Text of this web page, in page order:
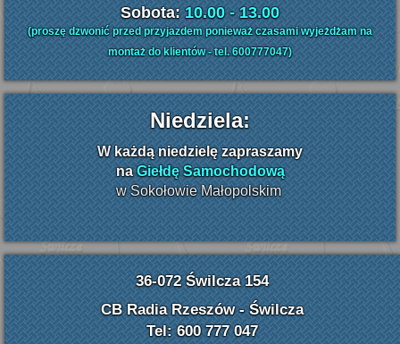
Sobota:10.00 - 13.00
(proszę dzwonić przed przyjazdem ponieważ czasami wyjeżdżam na
montaż do klientów - tel. 600777047)
Niedziela:
W każdą niedzielę zapraszamy
naGiełdę Samochodową
w Sokołowie Małopolskim
36-072 Świlcza 154
CB Radia Rzeszów - Świlcza
Tel: 600 777 047